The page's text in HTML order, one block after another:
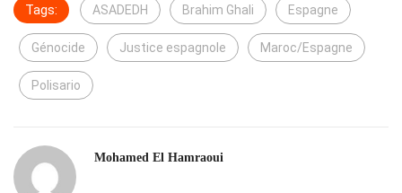
Tags: ASADEDH Brahim Ghali Espagne
Génocide Justice espagnole Maroc/Espagne
Polisario
Mohamed El Hamraoui